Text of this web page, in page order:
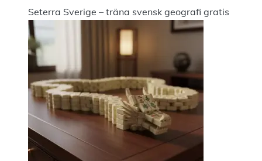
Seterra Sverige – träna svensk geografi gratis